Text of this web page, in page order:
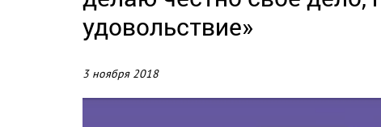
удовольствие»
3 ноября 2018